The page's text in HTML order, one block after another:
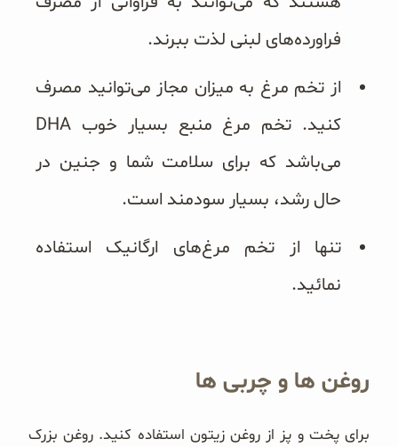
فراورده‌های لبنی لذت ببرند.
از تخم مرغ به میزان مجاز می‌توانید مصرف
کنید. تخم مرغ منبع بسیار خوب DHA
می‌باشد که برای سلامت شما و جنین در
حال رشد، بسیار سودمند است.
تنها از تخم مرغ‌های ارگانیک استفاده
نمائید.
روغن ها و چربی ها
برای پخت و پز از روغن زیتون استفاده کنید. روغن بزرک